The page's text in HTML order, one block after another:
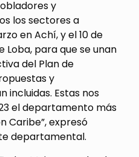
y
los sectores a
en Achí, y el 10 de
Loba, para que se unan
del Plan de
y
incluidas. Estas nos
el departamento más
Caribe”, expresó
departamental.